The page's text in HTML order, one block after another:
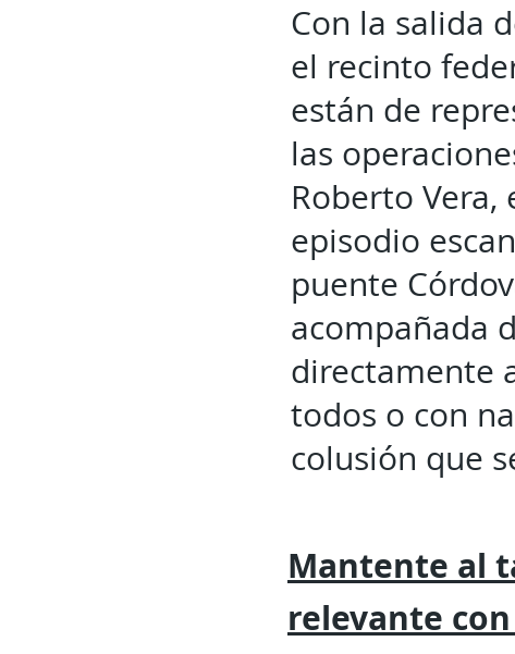
Con la salida
el recinto
están de
las
Roberto
episodio
puente
acompañada
directamente
todos o con
colusión que
Mantente al
relevante con